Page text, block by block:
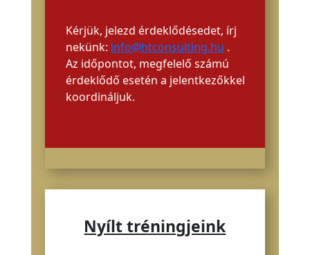
Kérjük, jelezd érdeklődésedet, írj
nekünk: info@htconsulting.hu .
Az időpontot, megfelelő számú
érdeklődő esetén a jelentkezőkkel
koordináljuk.
Nyílt tréningjeink